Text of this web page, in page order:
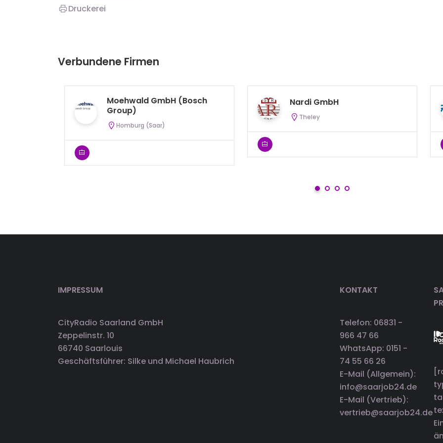
Druckerei
Verbundene Firmen
Moehwald GmbH (Bosch
Group)
Homburg (Saar)
Nardi GmbH
Theley
IMPRESSUM
CityRadio Saarland GmbH
Zeppelinstr. 10
66740 Saarlouis
Geschäftsführer: Silke und Michael Haubrich
KONTAKT
Telefon: 06831 -
966 47 66
WhatsApp: 0151 -
74 55 66 26
E-Mail (Allgemein):
info@saarjob24.de
E-Mail (Vertrieb):
vertrieb@saarjob24.de